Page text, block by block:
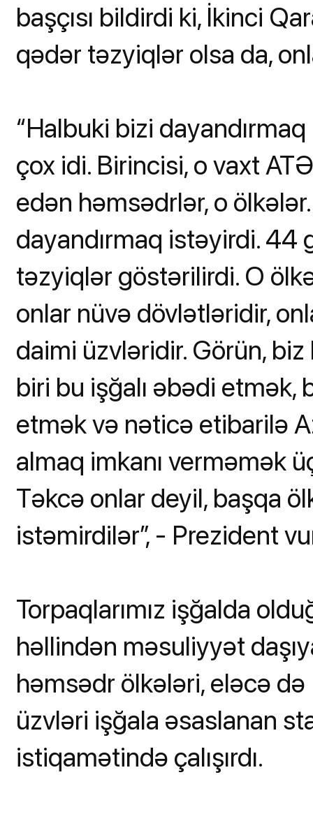
başçısı bildirdi ki, İkinci
qədər təzyiqlər olsa da,
“Halbuki bizi
çox idi. Birincisi, o vaxt
edən həmsədrlər, o
dayandırmaq istəyirdi.
təzyiqlər göstərilirdi. O
onlar nüvə dövlətləridir,
daimi üzvləridir. Görün,
biri bu işğalı əbədi
etmək və nəticə etibarilə
almaq imkanı verməmək
Təkcə onlar deyil, başqa
istəmirdilər”, - Prezident
Torpaqlarımız işğalda
həllindən məsuliyyət
həmsədr ölkələri, eləcə də
üzvləri işğala əsaslanan
istiqamətində çalışırdı.